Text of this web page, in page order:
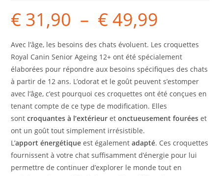
€ 31,90 – €49,99
Avec l’âge, les besoins des chats évoluent. Les croquettes
Royal Canin Senior Ageing 12+ ont été spécialement
élaborées pour répondre aux besoins spécifiques des chats
à partir de 12 ans. L’odorat et le goût peuvent s’estomper
avec l’âge, c’est pourquoi ces croquettes ont été conçues en
tenant compte de ce type de modification. Elles
sontcroquantes à l’extérieur etonctueusement fourées et
ont un goût tout simplement irrésistible.
L’apport énergétique est égalementadapté. Ces croquettes
fournissent à votre chat suffisamment d’énergie pour lui
permettre de continuer d’explorer le monde tout en